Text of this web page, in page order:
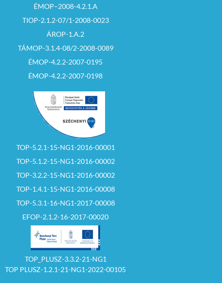
ÉMOP–2008-4.2.1.A
TIOP-2.1.2-07/1-2008-0023
ÁROP-1.A.2
TÁMOP-3.1.4-08/2-2008-0089
ÉMOP-4.2.2-2007-0195
ÉMOP-4.2.2-2007-0198
TOP-5.2.1-15-NG1-2016-00001
TOP-5.1.2-15-NG1-2016-00002
TOP-3.2.2-15-NG1-2016-00002
TOP-1.4.1-15-NG1-2016-00008
TOP-5.3.1-16-NG1-2017-00008
EFOP-2.1.2-16-2017-00020
TOP_PLUSZ-3.3.2-21-NG1
TOP PLUSZ-1.2.1-21-NG1-2022-00105